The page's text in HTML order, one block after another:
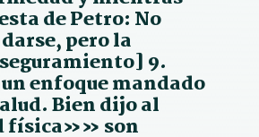
de Petro: No
pero la
9.
enfoque mandado
Bien dijo al
física»» son